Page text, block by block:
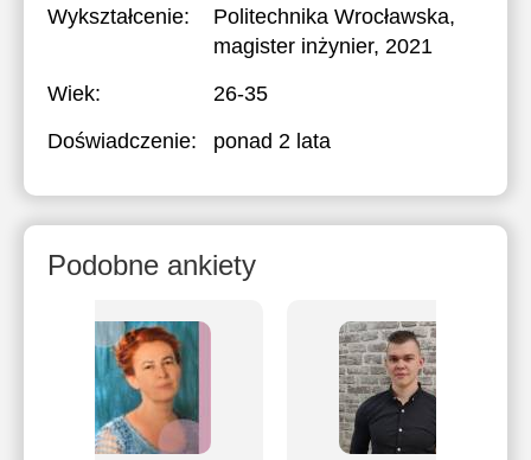
Wykształcenie: Politechnika Wrocławska,
magister inżynier, 2021
Wiek:
26-35
Doświadczenie:
ponad 2 lata
Podobne ankiety